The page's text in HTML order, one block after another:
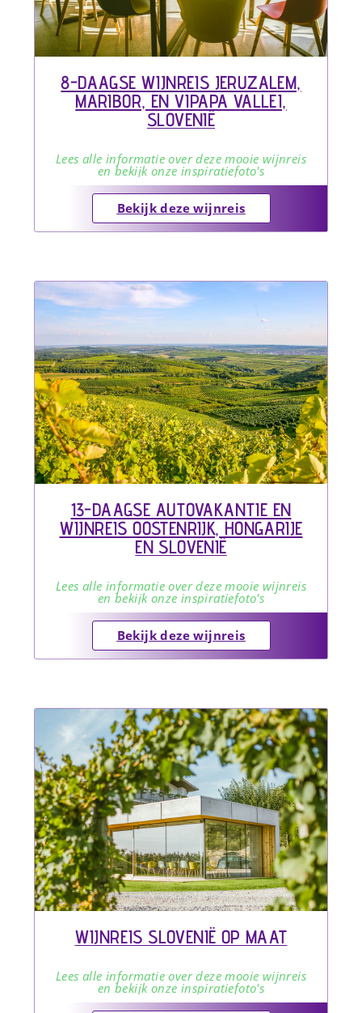
8-DAAGSE WIJNREIS JERUZALEM,
MARIBOR, EN VIPAPA VALLEI,
SLOVENIË
Lees alle informatie over deze mooie wijnreis
en bekijk onze inspiratiefoto's
Bekijk deze wijnreis
13-DAAGSE AUTOVAKANTIE EN
WIJNREIS OOSTENRIJK, HONGARIJE
EN SLOVENIË
Lees alle informatie over deze mooie wijnreis
en bekijk onze inspiratiefoto's
Bekijk deze wijnreis
WIJNREIS SLOVENIË OP MAAT
Lees alle informatie over deze mooie wijnreis
en bekijk onze inspiratiefoto's